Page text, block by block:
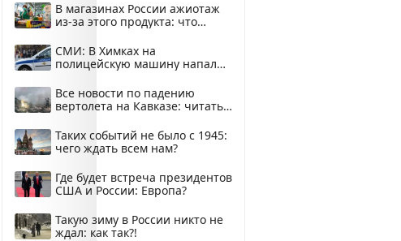
В магазинах России ажиотаж
из-за этого продукта: что
СМИ: В Химках на
полицейскую машину напали
Все новости по падению
вертолета на Кавказе: читать
Таких событий не было с 1945:
чего ждать всем нам?
Где будет встреча президентов
США и России: Европа?
Такую зиму в России никто не
ждал: как так?!